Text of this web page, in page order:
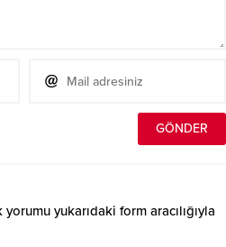
yukarıdaki form aracılığıyla